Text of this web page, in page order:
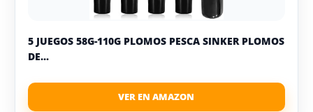
5 JUEGOS 58G-110G PLOMOS PESCA SINKER PLOMOS
DE...